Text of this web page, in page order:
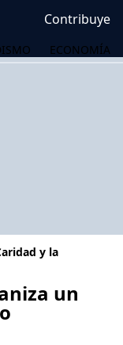
Contribuye
ECONOMÍA
y la
un